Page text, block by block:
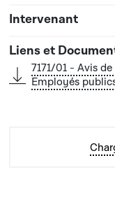
7171/01 - Avis
Employés